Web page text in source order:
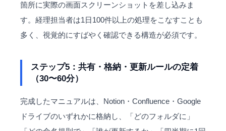
箇所に実際の画面スクリーンショットを差し込みま
す。経理担当者は1日100件以上の処理をこなすことも
多く、視覚的にすばやく確認できる構造が必須です。
ステップ5：共有・格納・更新ルールの定着
（30〜60分）
完成したマニュアルは、Notion・Confluence・Google
ドライブのいずれかに格納し、「どのフォルダに」